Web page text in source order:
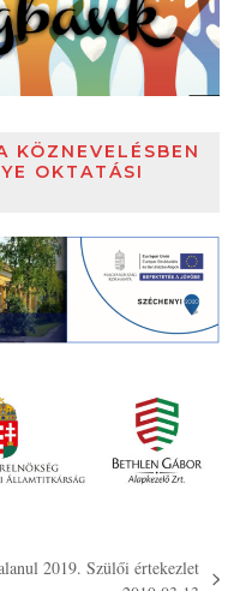
KÖZNEVELÉSBEN
OKTATÁSI
2019. Szülői értekezlet